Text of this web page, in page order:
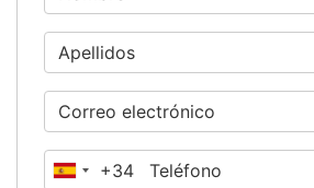
España
+34